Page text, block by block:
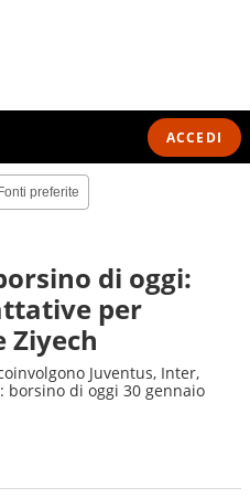
ACCEDI
Fonti preferite
di oggi:
per
Ziyech
Juventus, Inter,
borsino di oggi 30 gennaio